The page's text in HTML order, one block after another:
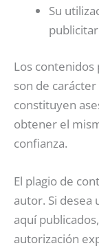
Su
Los contenidos
son de
constituyen
obtener el
confianza.
El plagio de
autor. Si desea
aquí
autorización